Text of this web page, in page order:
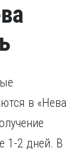
в «Нева
1-2 дней. В